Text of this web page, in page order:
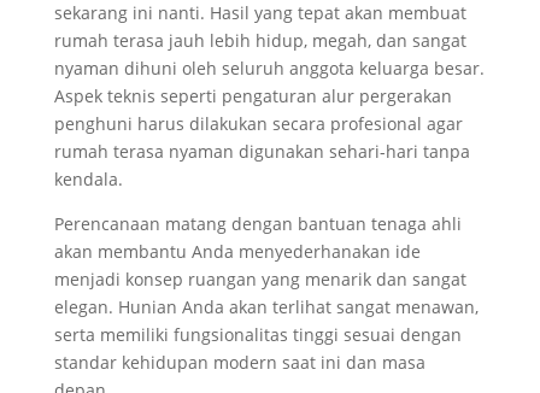
sekarang ini nanti. Hasil yang tepat akan membuat
rumah terasa jauh lebih hidup, megah, dan sangat
nyaman dihuni oleh seluruh anggota keluarga besar.
Aspek teknis seperti pengaturan alur pergerakan
penghuni harus dilakukan secara profesional agar
rumah terasa nyaman digunakan sehari-hari tanpa
kendala.
Perencanaan matang dengan bantuan tenaga ahli
akan membantu Anda menyederhanakan ide
menjadi konsep ruangan yang menarik dan sangat
elegan. Hunian Anda akan terlihat sangat menawan,
serta memiliki fungsionalitas tinggi sesuai dengan
standar kehidupan modern saat ini dan masa